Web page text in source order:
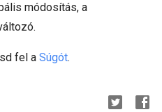
módosítás, a
fel a Súgót.